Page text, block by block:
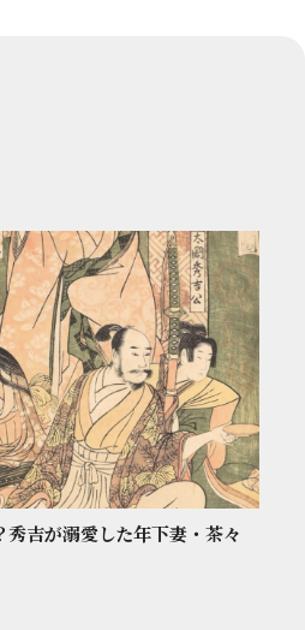
吉が溺愛した年下妻・茶々